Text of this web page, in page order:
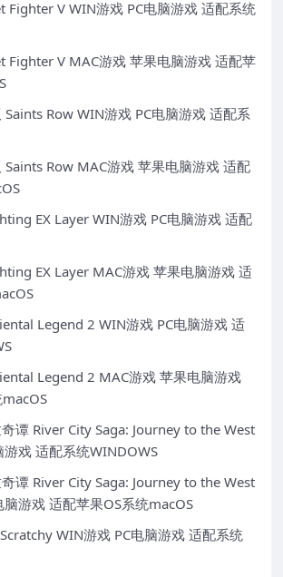
Fighter V WIN游戏 PC电脑游戏 适配系统
Fighter V MAC游戏 苹果电脑游戏 适配苹
Row WIN游戏 PC电脑游戏 适配系
Row MAC游戏 苹果电脑游戏 适配
EX Layer WIN游戏 PC电脑游戏 适配
EX Layer MAC游戏 苹果电脑游戏 适
Legend 2 WIN游戏 PC电脑游戏 适
Legend 2 MAC游戏 苹果电脑游戏
谭 River City Saga: Journey to the West
游戏 适配系统WINDOWS
谭 River City Saga: Journey to the West
游戏 适配苹果OS系统macOS
WIN游戏 PC电脑游戏 适配系统